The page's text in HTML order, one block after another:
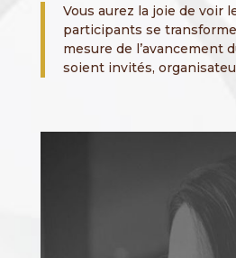
Vous aurez la joie de voir
participants se
mesure de l’avancement
soient invités,